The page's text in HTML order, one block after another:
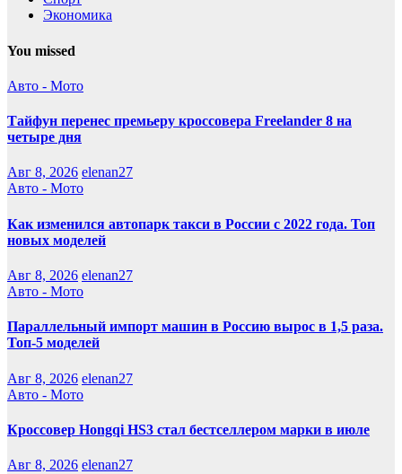
Экономика
You missed
Авто - Мото
Тайфун перенес премьеру кроссовера Freelander 8 на
четыре дня
Авг 8, 2026 elenan27
Авто - Мото
Как изменился автопарк такси в России с 2022 года. Топ
новых моделей
Авг 8, 2026 elenan27
Авто - Мото
Параллельный импорт машин в Россию вырос в 1,5 раза.
Топ-5 моделей
Авг 8, 2026 elenan27
Авто - Мото
Кроссовер Hongqi HS3 стал бестселлером марки в июле
Авг 8, 2026 elenan27